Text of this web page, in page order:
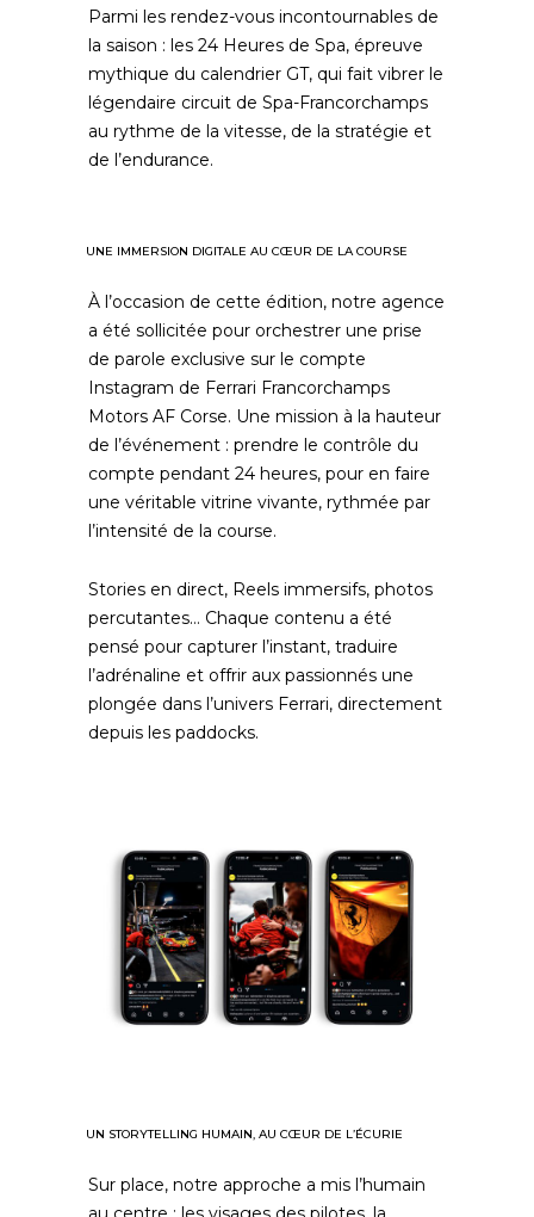
Parmi les rendez-vous incontournables de
la saison : les 24 Heures de Spa, épreuve
mythique du calendrier GT, qui fait vibrer le
légendaire circuit de Spa-Francorchamps
au rythme de la vitesse, de la stratégie et
de l’endurance.
UNE IMMERSION DIGITALE AU CŒUR DE LA COURSE
À l’occasion de cette édition, notre agence
a été sollicitée pour orchestrer une prise
de parole exclusive sur le compte
Instagram de Ferrari Francorchamps
Motors AF Corse. Une mission à la hauteur
de l’événement : prendre le contrôle du
compte pendant 24 heures, pour en faire
une véritable vitrine vivante, rythmée par
l’intensité de la course.
Stories en direct, Reels immersifs, photos
percutantes… Chaque contenu a été
pensé pour capturer l’instant, traduire
l’adrénaline et offrir aux passionnés une
plongée dans l’univers Ferrari, directement
depuis les paddocks.
UN STORYTELLING HUMAIN, AU CŒUR DE L’ÉCURIE
Sur place, notre approche a mis l’humain